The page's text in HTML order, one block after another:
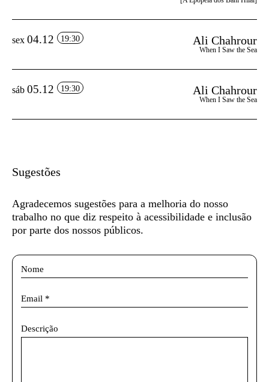
sex 04.12 19:30 Ali Chahrour
When I Saw the Sea
sáb 05.12 19:30 Ali Chahrour
When I Saw the Sea
Sugestões
Agradecemos sugestões para a melhoria do nosso
trabalho no que diz respeito à acessibilidade e inclusão
por parte dos nossos públicos.
Descrição